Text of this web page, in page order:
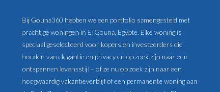
Bij Gouna360 hebben we een portfolio samengesteld met
prachtige woningen in El Gouna, Egypte. Elke woning is
speciaal geselecteerd voor kopers en investeerders die
houden van elegantie en privacy en op zoek zijn naar een
ontspannen levensstijl – of ze nu op zoek zijn naar een
hoogwaardig vakantieverblijf of een permanente woning aan